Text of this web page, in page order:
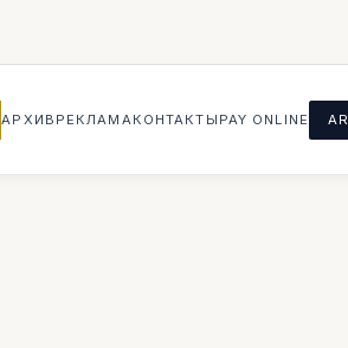
АРХИВ РЕКЛАМА КОНТАКТЫ PAY ONLINE